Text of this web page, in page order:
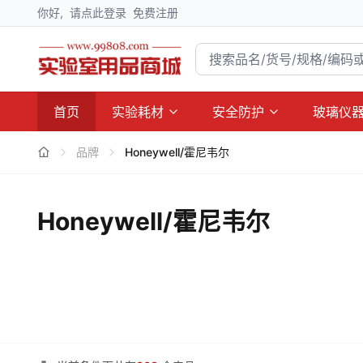
你好, 请点此登录 免费注册
首页 实验耗材 安全防护 玻璃仪
品牌 Honeywell/霍尼韦尔
Honeywell/霍尼韦尔